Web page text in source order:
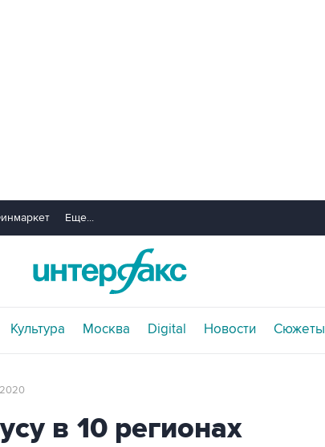
Еще...
Культура Москва Digital Новости Сюжеты
в 10 регионах